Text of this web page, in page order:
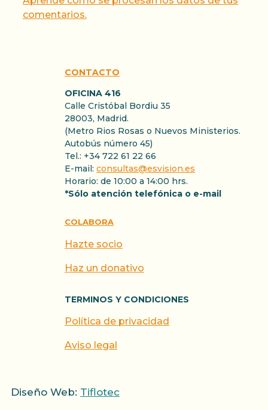
comentarios.
CONTACTO
OFICINA 416
Calle Cristóbal Bordiu 35
28003, Madrid.
(Metro Rios Rosas o Nuevos Ministerios.
Autobús número 45)
Tel.: +34 722 61 22 66
E-mail: consultas@esvision.es
Horario: de 10:00 a 14:00 hrs.
*Sólo atención telefónica o e-mail
COLABORA
Hazte socio
Haz un donativo
TERMINOS Y CONDICIONES
Política de privacidad
Aviso legal
Diseño Web: Tiflotec